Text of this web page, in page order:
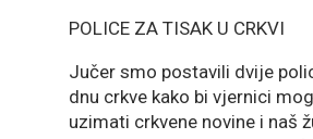
POLICE ZA TISAK U CRKVI
Jučer smo postavili dvije
dnu crkve kako bi vjernici
uzimati crkvene novine i naš